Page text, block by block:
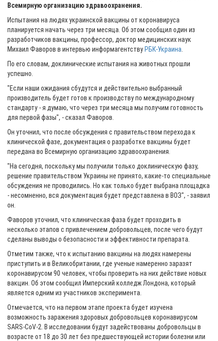
Всемирную организацию здравоохранения.
Испытания на людях украинской вакцины от коронавируса
планируется начать через три месяца. Об этом сообщил один из
разработчиков вакцины, профессор, доктор медицинских наук
Михаил Фаворов в интервью информагентству РБК-Украина
По его словам, доклинические испытания на животных прошли
успешно.
"Если наши ожидания сбудутся и действительно выбранный
производитель будет готов к производству по международному
стандарту - я думаю, что через три месяца мы получим готовность
для первой фазы", - сказал Фаворов.
Он уточнил, что после обсуждения с правительством перехода к
клинической фазе, документация о разработке вакцины будет
передана во Всемирную организацию здравоохранения.
"На сегодня, поскольку мы получили только доклиническую фазу,
решение правительством Украины не принято, какие-то специальные
обсуждения не проводились. Но как только будет выбрана площадка
- несомненно, вся документация будет представлена в ВОЗ", - заявил
он.
Фаворов уточнил, что клиническая фаза будет проходить в
несколько этапов с привлечением добровольцев, после чего будут
сделаны выводы о безопасности и эффективности препарата.
Отметим также, что к испытанию вакцины на людях намерены
приступить и в Великобритании, где ученые намеренно заразят
коронавирусом 90 человек, чтобы проверить на них действие новых
вакцин. Об этом сообщил Имперский колледж Лондона, который
является одним из участников эксперимента.
Отмечается, что на первом этапе проекта будет изучена
возможность заражения здоровых добровольцев коронавирусом
SARS-CoV-2. В исследовании будут задействованы добровольцы в
возрасте от 18 до 30 лет без предшествующей истории болезни или